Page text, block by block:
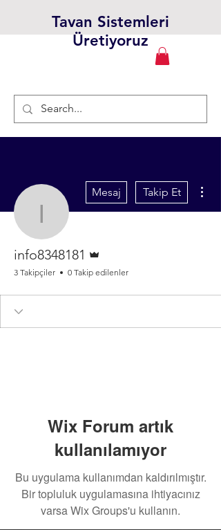
Tavan Sistemleri
Üretiyoruz
info8348181
Mesaj Takip Et
info8348181
3 Takipçiler 0 Takip edilenler
Wix Forum artık
kullanılamıyor
Bu uygulama kullanımdan kaldırılmıştır.
Bir topluluk uygulamasına ihtiyacınız
varsa Wix Groups'u kullanın.